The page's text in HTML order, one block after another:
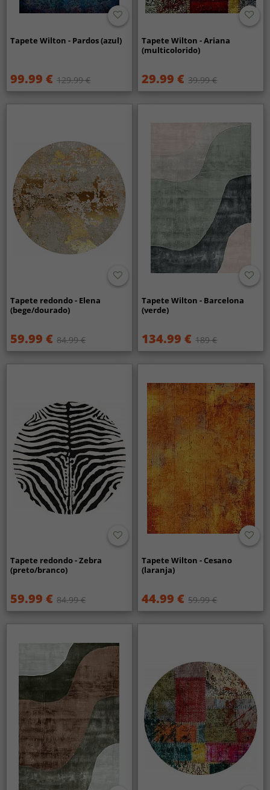
Tapete Wilton - Pardos (azul)
99.99 € 129.99 €
Tapete Wilton - Ariana
(multicolorido)
29.99 € 39.99 €
Tapete redondo - Elena
(bege/dourado)
59.99 € 84.99 €
Tapete Wilton - Barcelona
(verde)
134.99 € 189 €
Tapete redondo - Zebra
(preto/branco)
59.99 € 84.99 €
Tapete Wilton - Cesano
(laranja)
44.99 € 59.99 €